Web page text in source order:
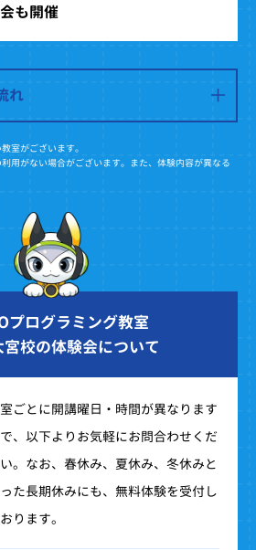
も開催
れ
室がございます。
用がない場合がございます。また、体験内容が異なる
プログラミング教室
校の体験会について
ごとに開講曜日・時間が異なります
、以下よりお気軽にお問合わせくだ
。なお、春休み、夏休み、冬休みと
た長期休みにも、無料体験を受付し
ります。